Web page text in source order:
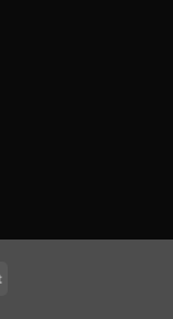
Revolut